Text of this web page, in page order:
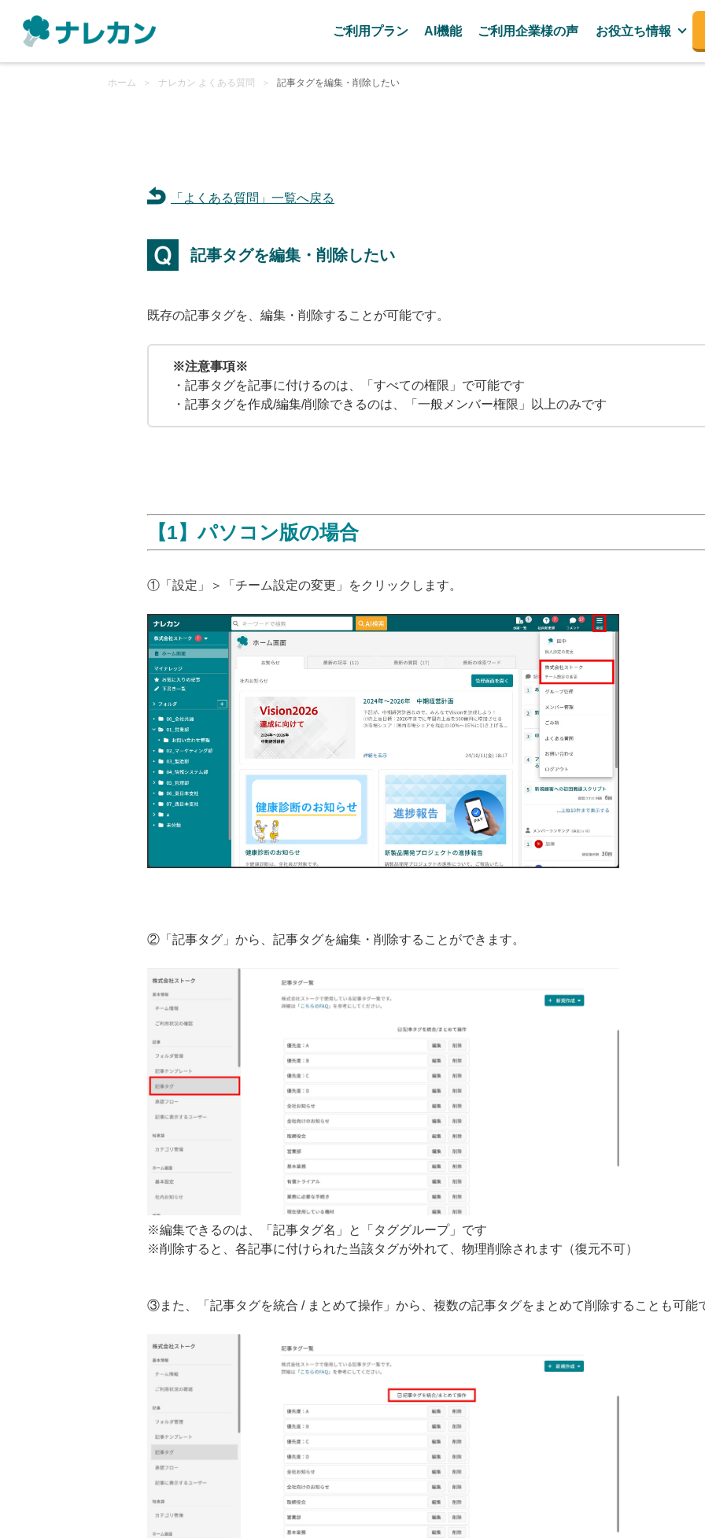
ご利用プラン AI機能 ご利用企業様の声 お役立ち情報
ホーム ＞ ナレカン よくある質問 ＞ 記事タグを編集・削除したい
「よくある質問」一覧へ戻る
記事タグを編集・削除したい
既存の記事タグを、編集・削除することが可能です。
※注意事項※
・記事タグを記事に付けるのは、「すべての権限」で可能です
・記事タグを作成/編集/削除できるのは、「一般メンバー権限」以上のみです
【1】パソコン版の場合
①「設定」＞「チーム設定の変更」をクリックします。
②「記事タグ」から、記事タグを編集・削除することができます。
※編集できるのは、「記事タグ名」と「タググループ」です
※削除すると、各記事に付けられた当該タグが外れて、物理削除されます（復元不可）
③また、「記事タグを統合 / まとめて操作」から、複数の記事タグをまとめて削除することも可能